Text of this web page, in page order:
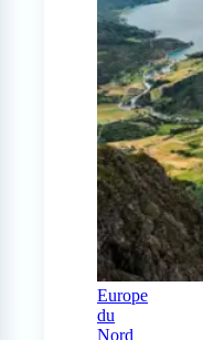
Europe
du
Nord